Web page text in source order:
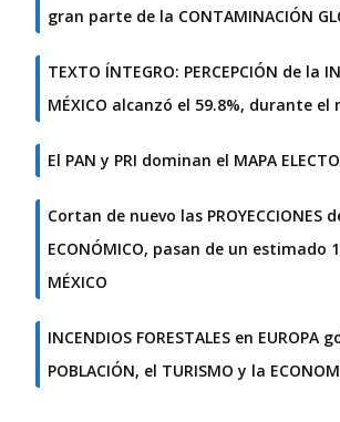
gran parte de la CONTAMINACIÓN
TEXTO ÍNTEGRO: PERCEPCIÓN de la
MÉXICO alcanzó el 59.8%, durante el
El PAN y PRI dominan el MAPA
Cortan de nuevo las PROYECCIONES
ECONÓMICO, pasan de un estimado
MÉXICO
INCENDIOS FORESTALES en EUROPA
POBLACIÓN, el TURISMO y la